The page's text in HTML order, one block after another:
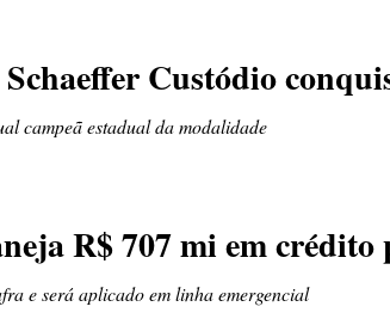
Custódio
campeã estadual da modalidade
R$ 707 mi em
e será aplicado em linha emergencial